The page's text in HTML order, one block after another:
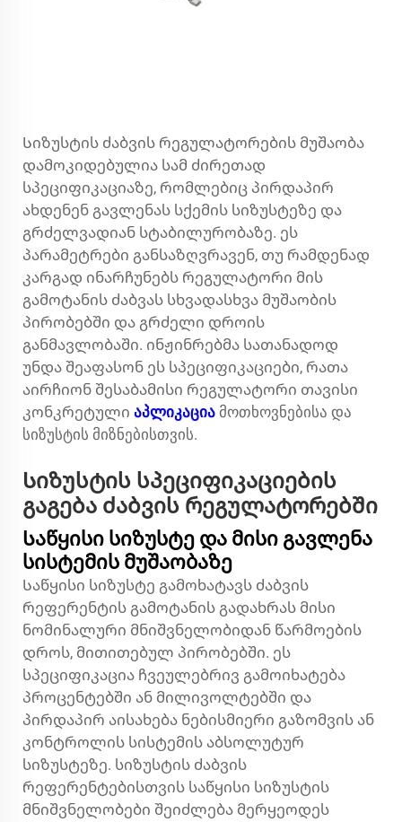
Სიზუსტის ძაბვის რეგულატორების მუშაობა
დამოკიდებულია სამ ძირეთად
სპეციფიკაციაზე, რომლებიც პირდაპირ
ახდენენ გავლენას სქემის სიზუსტეზე და
გრძელვადიან სტაბილურობაზე. ეს
პარამეტრები განსაზღვრავენ, თუ რამდენად
კარგად ინარჩუნებს რეგულატორი მის
გამოტანის ძაბვას სხვადასხვა მუშაობის
პირობებში და გრძელი დროის
განმავლობაში. ინჟინრებმა სათანადოდ
უნდა შეაფასონ ეს სპეციფიკაციები, რათა
აირჩიონ შესაბამისი რეგულატორი თავისი
კონკრეტული აპლიკაცია მოთხოვნებისა და
სიზუსტის მიზნებისთვის.
Სიზუსტის სპეციფიკაციების
გაგება ძაბვის რეგულატორებში
Საწყისი სიზუსტე და მისი გავლენა
სისტემის მუშაობაზე
Საწყისი სიზუსტე გამოხატავს ძაბვის
რეფერენტის გამოტანის გადახრას მისი
ნომინალური მნიშვნელობიდან წარმოების
დროს, მითითებულ პირობებში. ეს
სპეციფიკაცია ჩვეულებრივ გამოიხატება
პროცენტებში ან მილივოლტებში და
პირდაპირ აისახება ნებისმიერი გაზომვის ან
კონტროლის სისტემის აბსოლუტურ
სიზუსტეზე. სიზუსტის ძაბვის
რეფერენტებისთვის საწყისი სიზუსტის
მნიშვნელობები შეიძლება მერყეოდეს